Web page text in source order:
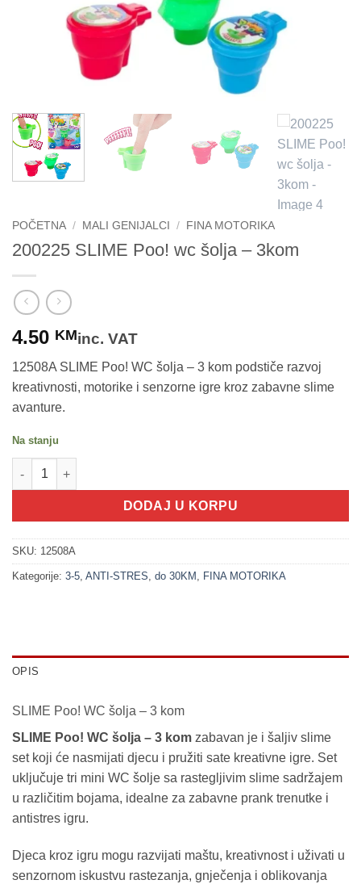
POČETNA / MALI GENIJALCI / FINA MOTORIKA
200225 SLIME Poo! wc šolja – 3kom
4.50 KMinc. VAT
12508A SLIME Poo! WC šolja – 3 kom podstiče razvoj
kreativnosti, motorike i senzorne igre kroz zabavne slime
avanture.
Na stanju
200225 SLIME Poo! wc šolja - 3kom količina
DODAJ U KORPU
SKU: 12508A
Kategorije: 3-5 ANTI-STRES do 30KM FINA MOTORIKA
OPIS
SLIME Poo! WC šolja – 3 kom
SLIME Poo! WC šolja – 3 kom zabavan je i šaljiv slime
set koji će nasmijati djecu i pružiti sate kreativne igre. Set
uključuje tri mini WC šolje sa rastegljivim slime sadržajem
u različitim bojama, idealne za zabavne prank trenutke i
antistres igru.
Djeca kroz igru mogu razvijati maštu, kreativnost i uživati u
senzornom iskustvu rastezanja, gnječenja i oblikovanja